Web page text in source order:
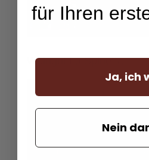
Weingut La Spinetta
für Ihren
Ja, ich
Nein